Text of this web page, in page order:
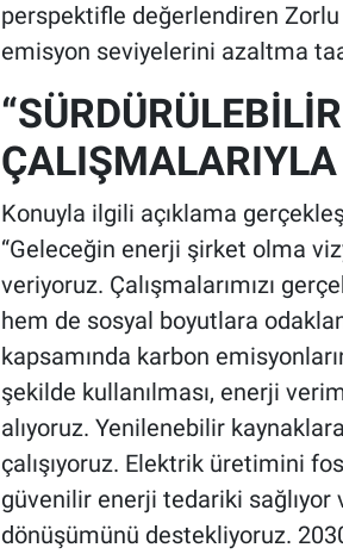
perspektifle değerlendiren Zorlu
emisyon seviyelerini azaltma
ÇALIŞMALARIYLA
Konuyla ilgili açıklama
“Geleceğin enerji şirket olma
veriyoruz. Çalışmalarımızı
hem de sosyal boyutlara
kapsamında karbon
şekilde kullanılması, enerji
alıyoruz. Yenilenebilir
çalışıyoruz. Elektrik üretimini
güvenilir enerji tedariki
dönüşümünü destekliyoruz.